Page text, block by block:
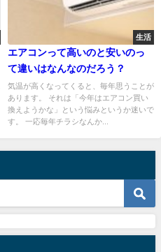
生活
エアコンって高いのと安いのっ
て違いはなんなのだろう？
気温が高くなってくると、毎年思うことが
あります。 それは「今年はエアコン買い
換えようかな」という悩みというか迷いで
す。 一応毎年チラシなんか...